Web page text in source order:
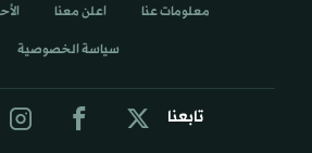
تابعنا
معلومات عنا اعلن معنا
سياسة الخصوصية